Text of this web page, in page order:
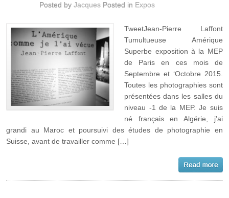
Posted by Jacques Posted in Expos
TweetJean-Pierre Laffont
Tumultueuse Amérique
Superbe exposition à la MEP
de Paris en ces mois de
Septembre et ‘Octobre 2015.
Toutes les photographies sont
présentées dans les salles du
niveau -1 de la MEP. Je suis
né français en Algérie, j’ai
grandi au Maroc et poursuivi des études de photographie en
Suisse, avant de travailler comme […]